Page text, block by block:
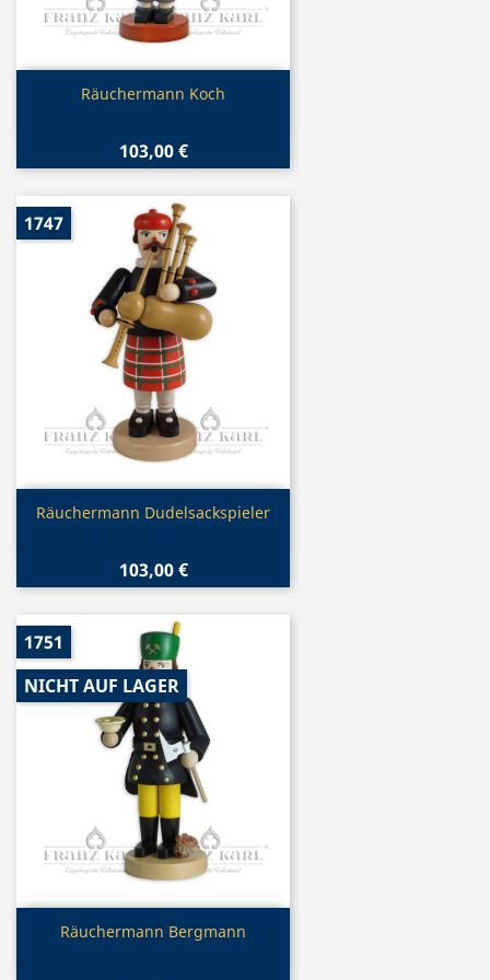
Vorschau
Räuchermann Koch
103,00 €
Vorschau
Räuchermann Dudelsackspieler
103,00 €
1747
Vorschau
Räuchermann Bergmann
1751
NICHT AUF LAGER